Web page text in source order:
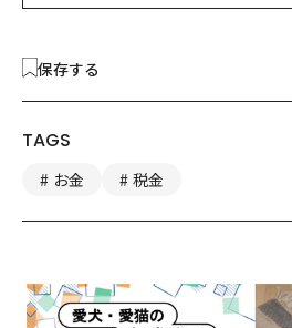
保存する
TAGS
お金 税金